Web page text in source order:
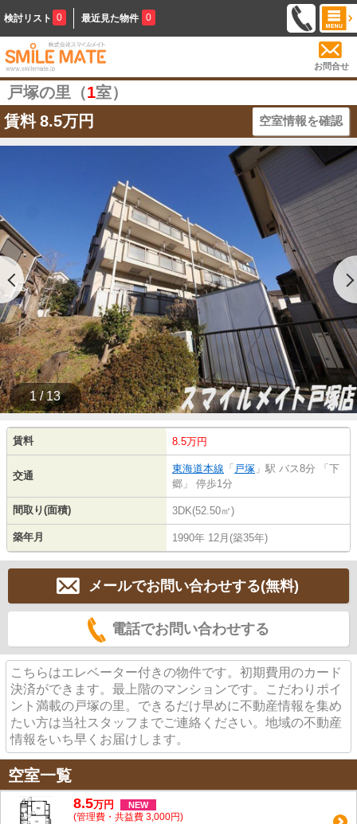
検討リスト 0 最近見た物件 0
お問合せ
戸塚の里（1室）
賃料 8.5万円 空室情報を確認
1 / 13
賃料 8.5万円
交通
東海道本線 「 戸塚 」駅 バス8分 「下
郷」 停歩1分
間取り(面積) 3DK(52.50㎡)
築年月 1990年 12月(築35年)
メールでお問い合わせする(無料)
電話でお問い合わせする
こちらはエレベーター付きの物件です。初期費用のカード
決済ができます。最上階のマンションです。こだわりポイ
ント満載の戸塚の里。できるだけ早めに不動産情報を集め
たい方は当社スタッフまでご連絡ください。地域の不動産
情報をいち早くお届けします。
空室一覧
8.5万円 NEW
(管理費・共益費 3,000円)